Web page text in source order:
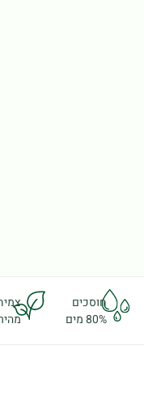
חוסכים
80% מים